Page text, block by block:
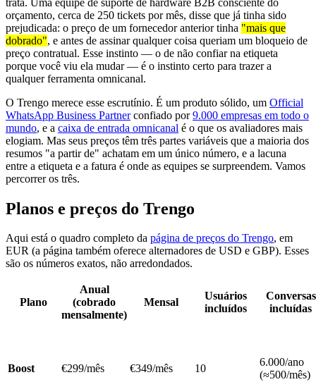
orçamento, cerca de 250 tickets por mês, disse que já tinha sido
prejudicada: o preço de um fornecedor anterior tinha "mais que
dobrado", e antes de assinar qualquer coisa queriam um bloqueio de
preço contratual. Esse instinto — o de não confiar na etiqueta
porque você viu ela mudar — é o instinto certo para trazer a
qualquer ferramenta omnicanal.
O Trengo merece esse escrutínio. É um produto sólido, um Official
WhatsApp Business Partnerconfiado por9.000 empresas em todo o
mundo, e a caixa de entrada omnicanal é o que os avaliadores mais
elogiam. Mas seus preços têm três partes variáveis que a maioria dos
resumos "a partir de" achatam em um único número, e a lacuna
entre a etiqueta e a fatura é onde as equipes se surpreendem. Vamos
percorrer os três.
Planos e preços do Trengo
Aqui está o quadro completo da página de preços do Trengo, em
EUR (a página também oferece alternadores de USD e GBP). Esses
são os números exatos, não arredondados.
Plano
Anual
(cobrado
mensalmente)
Mensal
Usuários
incluídos
Conversas
incluídas
Boost €299/mês €349/mês 10
6.000/ano
(≈500/mês)